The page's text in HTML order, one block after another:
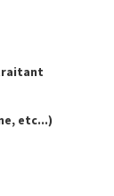
etc...)